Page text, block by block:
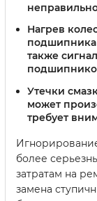
Нагрев
подшипника
также
Утечки
может
требует
более
затратам на
замена